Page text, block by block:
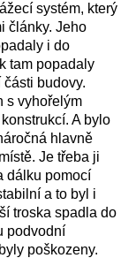
systém, který
články. Jeho
i do
tam popadaly
budovy.
s vyhořelým
A bylo
hlavně
Je třeba ji
dálku pomocí
a to byl i
troska spadla do
podvodní
poškozeny.